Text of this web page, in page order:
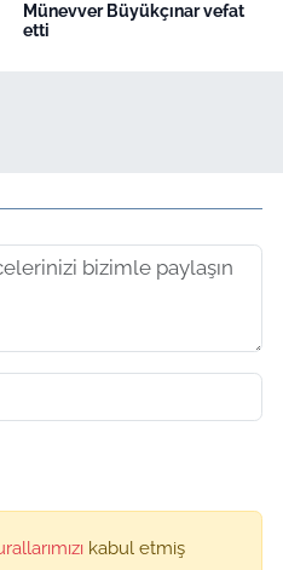
Münevver Büyükçınar vefat
etti
kabul etmiş